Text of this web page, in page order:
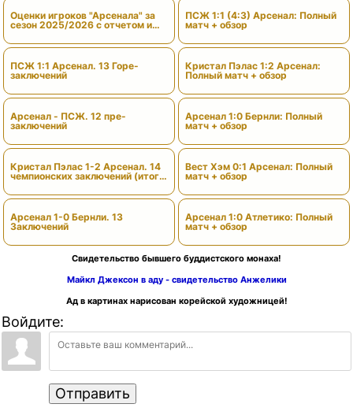
Оценки игроков "Арсенала" за
сезон 2025/2026 с отчетом и
ПСЖ 1:1 Арсенал. 13 Горе-
заключений
Арсенал - ПСЖ. 12 пре-
заключений
Кристал Пэлас 1-2 Арсенал. 14
чемпионских заключений (итоги
Арсенал 1-0 Бернли. 13
Заключений
ПСЖ 1:1 (4:3) Арсенал: Полный
матч + обзор
Кристал Пэлас 1:2 Арсенал:
Полный матч + обзор
Арсенал 1:0 Бернли: Полный
матч + обзор
Вест Хэм 0:1 Арсенал: Полный
матч + обзор
Арсенал 1:0 Атлетико: Полный
матч + обзор
Свидетельство бывшего буддистского монаха!
Майкл Джексон в аду - свидетельство Анжелики
Ад в картинах нарисован корейской художницей!
Войдите:
Отправить